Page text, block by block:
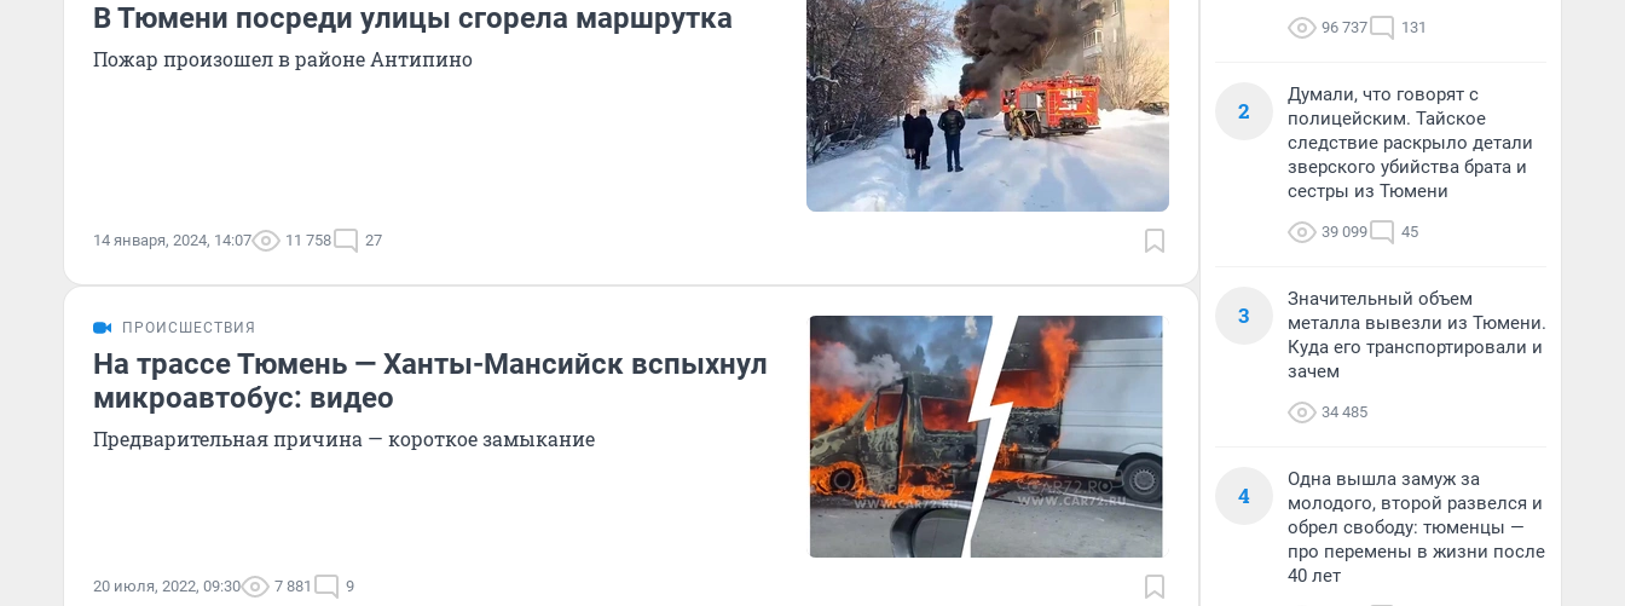
В Тюмени посреди улицы сгорела маршрутка
Пожар произошел в районе Антипино
14 января, 2024, 14:07 11 758 27
ПРОИСШЕСТВИЯ
На трассе Тюмень — Ханты-Мансийск вспыхнул
микроавтобус: видео
Предварительная причина — короткое замыкание
20 июля, 2022, 09:30 7 881 9
96 737 131
2
Думали, что говорят с
полицейским. Тайское
следствие раскрыло детали
зверского убийства брата и
сестры из Тюмени
39 099 45
3
Значительный объем
металла вывезли из Тюмени.
Куда его транспортировали и
зачем
34 485
4
Одна вышла замуж за
молодого, второй развелся и
обрел свободу: тюменцы —
про перемены в жизни после
40 лет